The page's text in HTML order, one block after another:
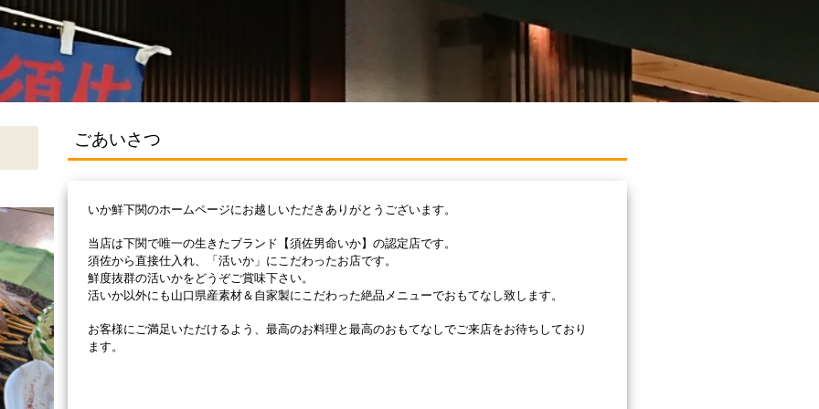
ごあいさつ
いか鮮下関のホームページにお越しいただきありがとうございます。
当店は下関で唯一の生きたブランド【須佐男命いか】の認定店です。
須佐から直接仕入れ、「活いか」にこだわったお店です。
鮮度抜群の活いかをどうぞご賞味下さい。
活いか以外にも山口県産素材＆自家製にこだわった絶品メニューでおもてなし致します。
お客様にご満足いただけるよう、最高のお料理と最高のおもてなしでご来店をお待ちしており
ます。